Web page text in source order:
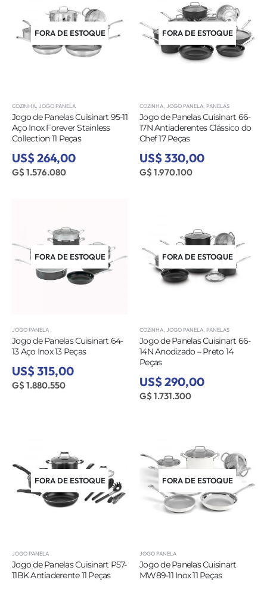
FORA DE ESTOQUE
COZINHA JOGO PANELA
Jogo de Panelas Cuisinart 95-11
Aço Inox Forever Stainless
Collection 11 Peças
US$ 264,00
G$ 1.576.080
FORA DE ESTOQUE
COZINHA JOGO PANELA PANELAS
Jogo de Panelas Cuisinart 66-
17N Antiaderentes Clássico do
Chef 17 Peças
US$ 330,00
G$ 1.970.100
FORA DE ESTOQUE
JOGO PANELA
Jogo de Panelas Cuisinart 64-
13 Aço Inox 13 Peças
US$ 315,00
G$ 1.880.550
FORA DE ESTOQUE
COZINHA JOGO PANELA PANELAS
Jogo de Panelas Cuisinart 66-
14N Anodizado – Preto 14
Peças
US$ 290,00
G$ 1.731.300
FORA DE ESTOQUE
JOGO PANELA
Jogo de Panelas Cuisinart P57-
11BK Antiaderente 11 Peças
FORA DE ESTOQUE
JOGO PANELA
Jogo de Panelas Cuisinart
MW89-11 Inox 11 Peças